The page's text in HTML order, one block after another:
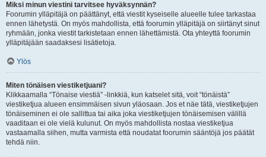
Miksi minun viestini tarvitsee hyväksynnän?
Foorumin ylläpitäjä on päättänyt, että viestit kyseiselle alueelle tulee tarkastaa
ennen lähetystä. On myös mahdollista, että foorumin ylläpitäjä on siirtänyt sinut
ryhmään, jonka viestit tarkistetaan ennen lähettämistä. Ota yhteyttä foorumin
ylläpitäjään saadaksesi lisätietoja.
Ylös
Miten tönäisen viestiketjuani?
Klikkaamalla “Tönaise viestiä” -linkkiä, kun katselet sitä, voit “tönäistä”
viestiketjua alueen ensimmäisen sivun yläosaan. Jos et näe tätä, viestiketjujen
tönäiseminen ei ole sallittua tai aika joka viestiketjujen tönäisemisen välillä
vaaditaan ei ole vielä kulunut. On myös mahdollista nostaa viestiketjua
vastaamalla siihen, mutta varmista että noudatat foorumin sääntöjä jos päätät
tehdä niin.